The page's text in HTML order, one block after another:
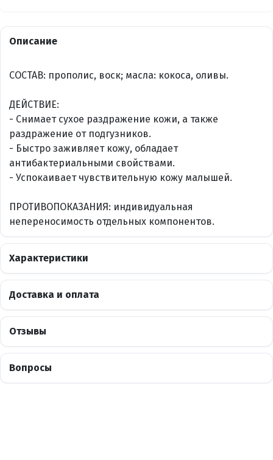
Описание
СОСТАВ: прополис, воск; масла: кокоса, оливы.
ДЕЙСТВИЕ:
- Снимает сухое раздражение кожи, а также
раздражение от подгузников.
- Быстро заживляет кожу, обладает
антибактериальными свойствами.
- Успокаивает чувствительную кожу малышей.
ПРОТИВОПОКАЗАНИЯ: индивидуальная
непереносимость отдельных компонентов.
Характеристики
Доставка и оплата
Отзывы
Вопросы